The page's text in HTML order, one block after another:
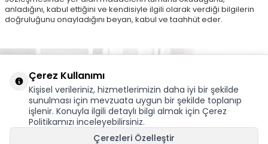
anladığını, kabul ettiğini ve kendisiyle ilgili olarak verdiği bilgilerin
doğruluğunu onayladığını beyan, kabul ve taahhüt eder.
MMB
Çerez Kullanımı
Kişisel verileriniz, hizmetlerimizin daha iyi bir şekilde
sunulması için mevzuata uygun bir şekilde toplanıp
işlenir. Konuyla ilgili detaylı bilgi almak için Çerez
Politikamızı inceleyebilirsiniz.
Çerezleri Özelleştir